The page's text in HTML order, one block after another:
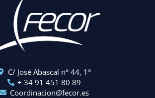
C/ José Abascal n° 44, 1°
+ 34 91 451 80 89
Coordinacion@fecor.es